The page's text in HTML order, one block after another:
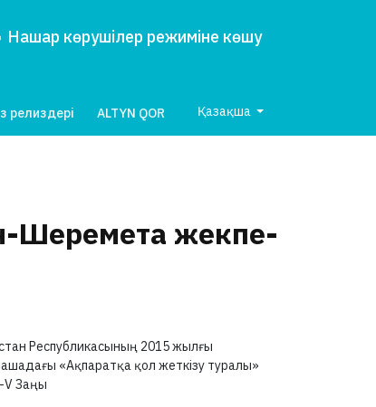
Нашар көрушілер режиміне көшу
релиздері ALTYN QOR Қазақша
Шеремета жекпе-
Республикасының 2015 жылғы
«Ақпаратқа қол жеткізу туралы»
V Заңы